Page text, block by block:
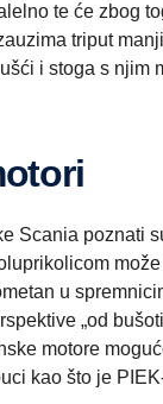
te će zbog
triput
i stoga s njim
Scania poznati
u
„od
motore
kao što je